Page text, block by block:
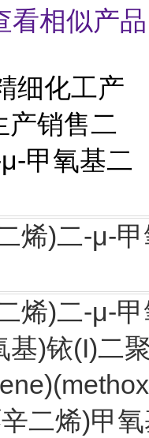
看相似产品
细化工产
产销售二
甲氧基二
烯)二-μ-
烯)二-μ-
基)铱(I)二
二烯)甲